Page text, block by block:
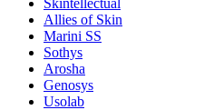
Skintellectual
Allies of Skin
Marini SS
Sothys
Arosha
Genosys
Usolab